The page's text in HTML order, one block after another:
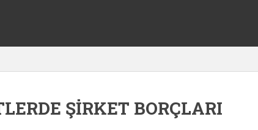
ŞİRKET BORÇLARI